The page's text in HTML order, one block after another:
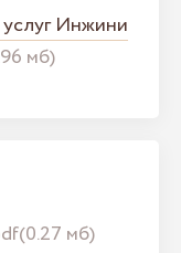
Инжини
мб)
мб)